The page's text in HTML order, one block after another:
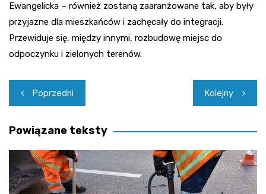
Ewangelicka – również zostaną zaaranżowane tak, aby były
przyjazne dla mieszkańców i zachęcały do integracji.
Przewiduje się, między innymi, rozbudowę miejsc do
odpoczynku i zielonych terenów.
Nawigacja
wpisu
Poprzedni Kolejny
Powiązane teksty